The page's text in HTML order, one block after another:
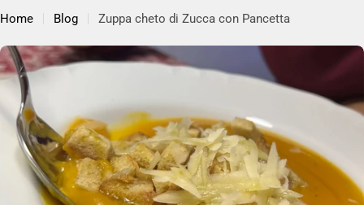
Home Blog Zuppa cheto di Zucca con Pancetta